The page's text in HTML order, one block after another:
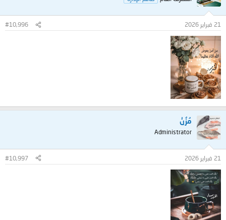
21 فبراير 2026 #10,996
مُزُنْ
Administrator
21 فبراير 2026 #10,997